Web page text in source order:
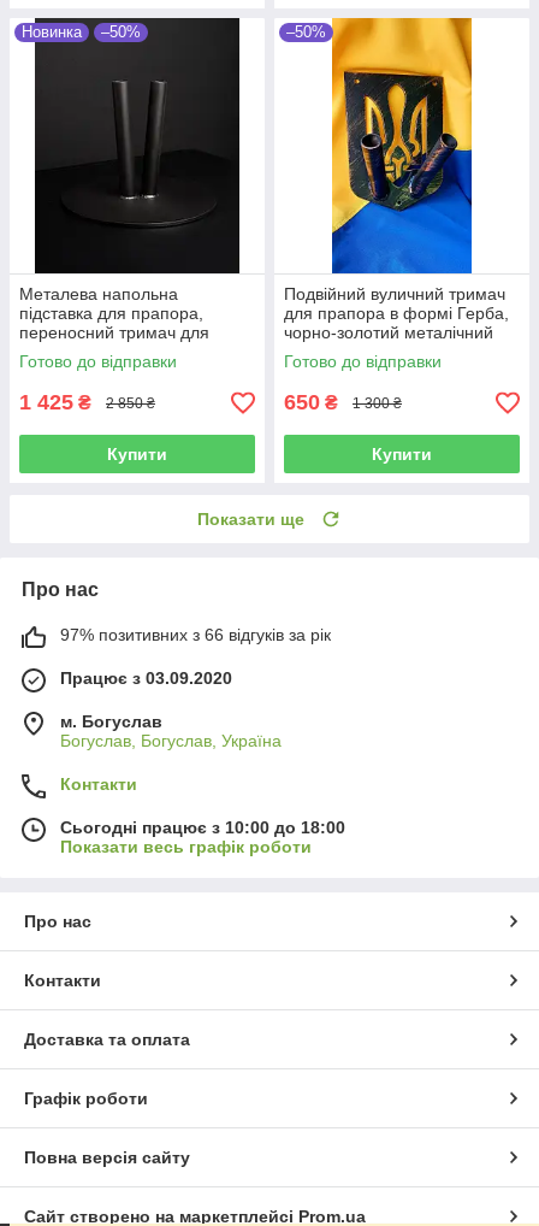
Новинка –50%
Металева напольна
підставка для прапора,
переносний тримач для
прапора, колір чорний
матовий діаметр 31 см
Готово до відправки
1 425 ₴ 2 850 ₴
Купити
–50%
Подвійний вуличний тримач
для прапора в формі Герба,
чорно-золотий металічний
тримач під флагшток в формі
Тризуба, 29х20,5 см
Готово до відправки
650 ₴ 1 300 ₴
Купити
Показати ще
Про нас
97% позитивних з 66 відгуків за рік
Працює з 03.09.2020
м. Богуслав
Богуслав, Богуслав, Україна
Контакти
Сьогодні працює з 10:00 до 18:00
Показати весь графік роботи
Про нас
Контакти
Доставка та оплата
Графік роботи
Повна версія сайту
Сайт створено на маркетплейсі Prom.ua